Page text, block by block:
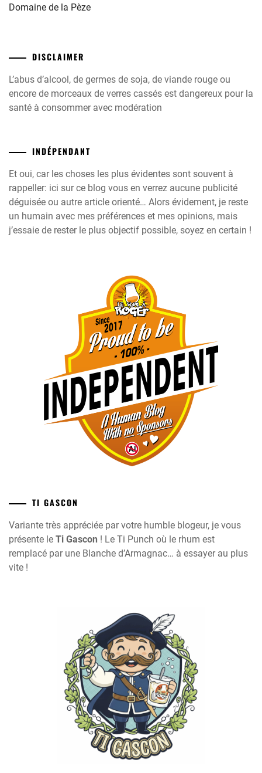
Domaine de la Pèze
DISCLAIMER
L’abus d’alcool, de germes de soja, de viande rouge ou
encore de morceaux de verres cassés est dangereux pour la
santé à consommer avec modération
INDÉPENDANT
Et oui, car les choses les plus évidentes sont souvent à
rappeller: ici sur ce blog vous en verrez aucune publicité
déguisée ou autre article orienté… Alors évidement, je reste
un humain avec mes préférences et mes opinions, mais
j’essaie de rester le plus objectif possible, soyez en certain !
TI GASCON
Variante très appréciée par votre humble blogeur, je vous
présente le Ti Gascon ! Le Ti Punch où le rhum est
remplacé par une Blanche d’Armagnac… à essayer au plus
vite !